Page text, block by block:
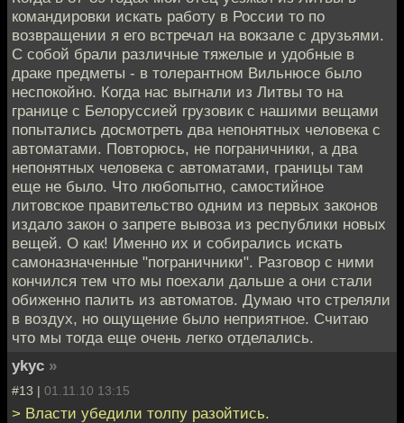
командировки искать работу в России то по
возвращении я его встречал на вокзале с друзьями.
С собой брали различные тяжелые и удобные в
драке предметы - в толерантном Вильнюсе было
неспокойно. Когда нас выгнали из Литвы то на
границе с Белоруссией грузовик с нашими вещами
попытались досмотреть два непонятных человека с
автоматами. Повторюсь, не пограничники, а два
непонятных человека с автоматами, границы там
еще не было. Что любопытно, самостийное
литовское правительство одним из первых законов
издало закон о запрете вывоза из республики новых
вещей. О как! Именно их и собирались искать
самоназначенные "пограничники". Разговор с ними
кончился тем что мы поехали дальше а они стали
обиженно палить из автоматов. Думаю что стреляли
в воздух, но ощущение было неприятное. Считаю
что мы тогда еще очень легко отделались.
ykyc »
#13 | 01.11.10 13:15
> Власти убедили толпу разойтись.